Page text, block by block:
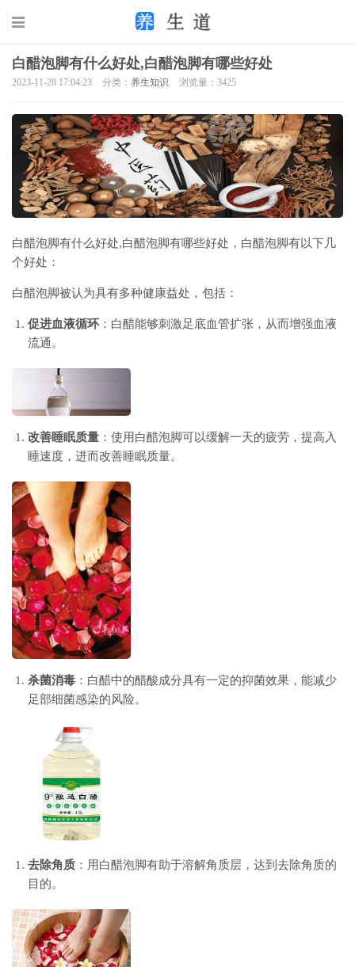
白醋泡脚有什么好处,白醋泡脚有哪些好处
2023-11-28 17:04:23 分类： 养生知识 浏览量：3425
白醋泡脚有什么好处,白醋泡脚有哪些好处，白醋泡脚有以下几
个好处：
白醋泡脚被认为具有多种健康益处，包括：
促进血液循环 ：白醋能够刺激足底血管扩张，从而增强血液
流通。
改善睡眠质量 ：使用白醋泡脚可以缓解一天的疲劳，提高入
睡速度，进而改善睡眠质量。
杀菌消毒 ：白醋中的醋酸成分具有一定的抑菌效果，能减少
足部细菌感染的风险。
去除角质 ：用白醋泡脚有助于溶解角质层，达到去除角质的
目的。